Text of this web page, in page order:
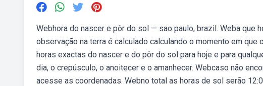
Webhora do nascer e pôr do sol — sao paulo, brazil. Weba que
observação na terra é calculado calculando o momento em
horas exactas do nascer e do pôr do sol para hoje e para
dia, o crepúsculo, o anoitecer e o amanhecer. Webcaso não
acesse as coordenadas. Webno total as horas de sol serão